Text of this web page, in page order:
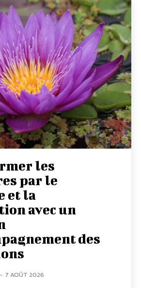
les
par le
et la
avec un
des
- 7 AOÛT 2026